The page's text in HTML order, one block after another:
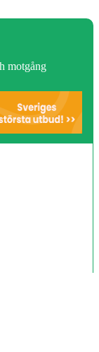
motgång